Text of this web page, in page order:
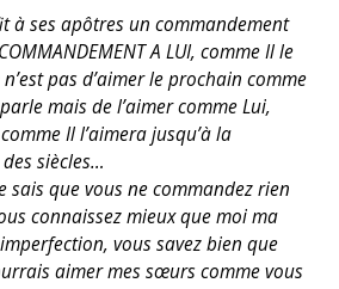
à ses apôtres un commandement
A LUI, comme Il le
pas d’aimer le prochain comme
mais de l’aimer comme Lui,
Il l’aimera jusqu’à la
siècles…
sais que vous ne commandez rien
connaissez mieux que moi ma
vous savez bien que
aimer mes sœurs comme vous